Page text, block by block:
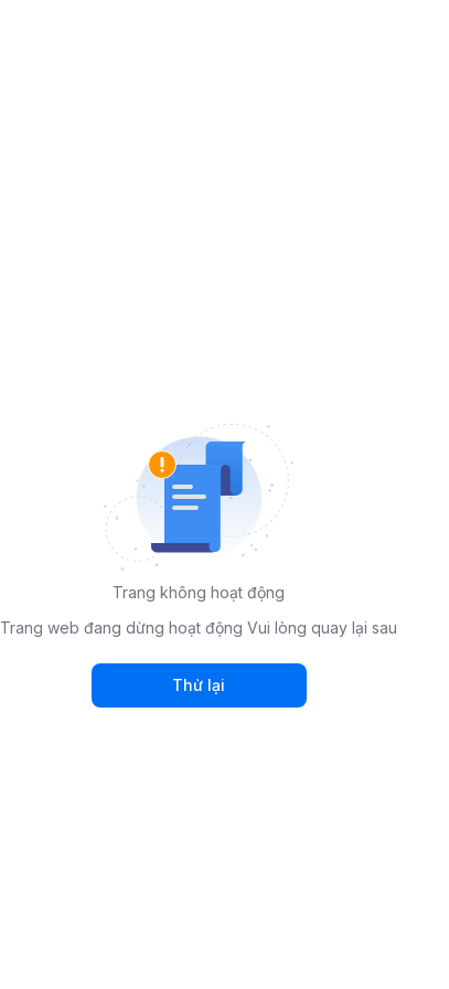
Trang không hoạt động
Trang web đang dừng hoạt động Vui lòng quay lại sau
Thử lại